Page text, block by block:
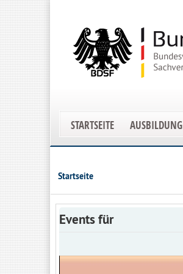
STARTSEITE AUSBILDUNG
Startseite
Events für